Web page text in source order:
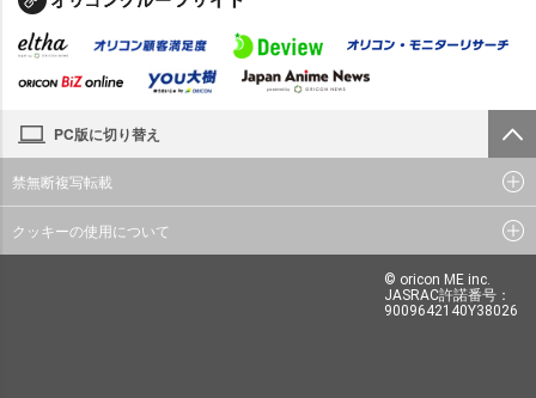
PC版に切り替え
禁無断複写転載
クッキーの使用について
© oricon ME inc.
JASRAC許諾番号：
9009642140Y38026